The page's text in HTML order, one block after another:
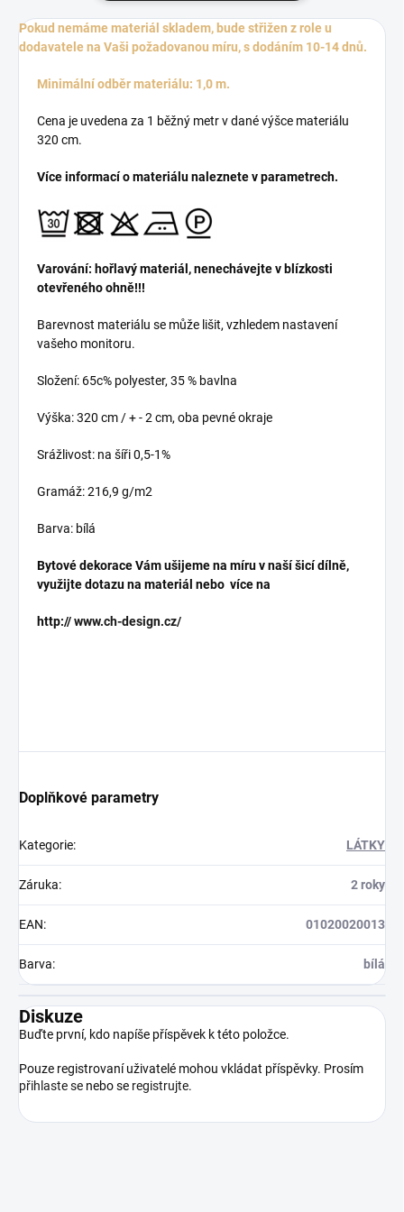
Pokud nemáme materiál skladem, bude střižen z role u
dodavatele na Vaši požadovanou míru, s dodáním 10-14 dnů.
Minimální odběr materiálu: 1,0 m.
Cena je uvedena za 1 běžný metr v dané výšce materiálu
320 cm.
Více informací o materiálu naleznete v parametrech.
Varování: hořlavý materiál, nenechávejte v blízkosti
otevřeného ohně!!!
Barevnost materiálu se může lišit, vzhledem nastavení
vašeho monitoru.
Složení: 65c% polyester, 35 % bavlna
Výška: 320 cm / + - 2 cm, oba pevné okraje
Srážlivost: na šíři 0,5-1%
Gramáž: 216,9 g/m2
Barva: bílá
Bytové dekorace Vám ušijeme na míru v naší šicí dílně,
využijte dotazu na materiál nebo více na
http://www.ch-design.cz/
Doplňkové parametry
Kategorie: LÁTKY
Záruka: 2 roky
EAN: 01020020013
Barva: bílá
Diskuze
Buďte první, kdo napíše příspěvek k této položce.
Pouze registrovaní uživatelé mohou vkládat příspěvky. Prosím
přihlaste se nebo se registrujte.